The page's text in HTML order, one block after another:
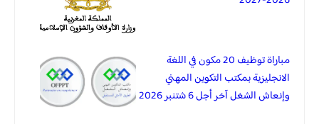
مباراة توظيف 20 مكون في اللغة
الانجليزية بمكتب التكوين المهني
وإنعاش الشغل آخر أجل 6 شتنبر 2026